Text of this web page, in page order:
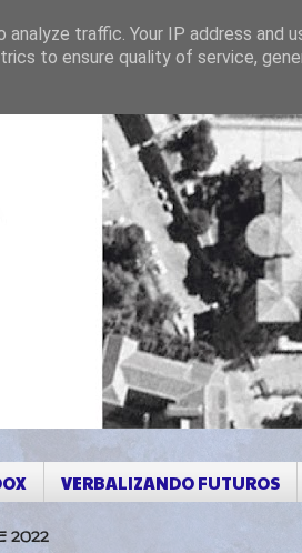
VERBALIZANDO FUTUROS
2022
traffic. Your IP address and
to ensure quality of service,